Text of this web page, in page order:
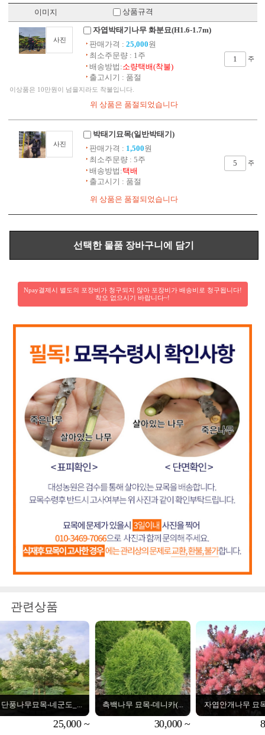
이미지 상품규격
사진
자엽박태기나무 화분묘(H1.6-1.7m)
판매가격 : 25,000원
최소주문량 : 1주
배송방법:소량택배(착불)
출고시기 : 품절
주
이상품은 10만원이 넘을지라도 착불입니다.
사진
박태기묘목(일반박태기)
판매가격 : 1,500원
최소주문량 : 5주
배송방법:택배
출고시기 : 품절
주
Npay결제시 별도의 포장비가 청구되지 않아 포장비가 배송비로 청구됩니다!
착오 없으시기 바랍니다~!
관련상품
측백나무 묘목-데니카(...
30,000 ~
자엽안개나무 묘목-자...
8,000 ~
황금사철나무묘목
전화상담